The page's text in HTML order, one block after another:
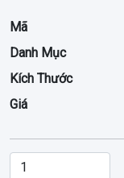
Mã
Danh Mục
Kích Thước
Giá